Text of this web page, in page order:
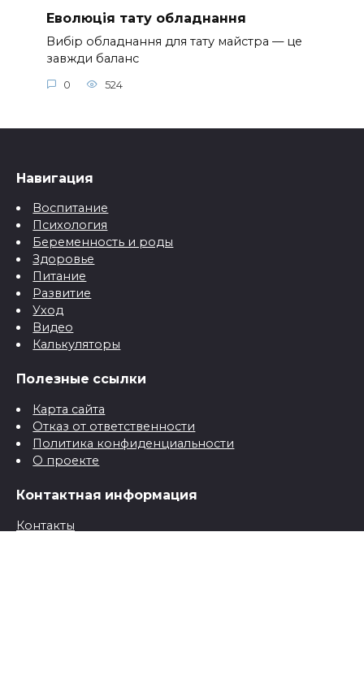
Еволюція тату обладнання
Вибір обладнання для тату майстра — це
завжди баланс
0 524
Навигация
Воспитание
Психология
Беременность и роды
Здоровье
Питание
Развитие
Уход
Видео
Калькуляторы
Полезные ссылки
Карта сайта
Отказ от ответственности
Политика конфиденциальности
О проекте
Контактная информация
Контакты